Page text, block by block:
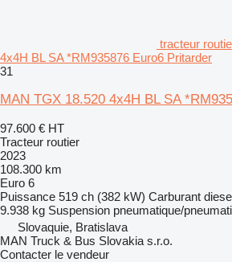
tracteur
4x4H BL SA *RM935876 Euro6 Pritarder
31
MAN TGX 18.520 4x4H BL SA
97.600 € HT
Tracteur routier
2023
108.300 km
Euro 6
Puissance 519 ch (382 kW) Carburant
9.938 kg Suspension pneumatique/
Slovaquie, Bratislava
MAN Truck & Bus Slovakia s.r.o.
Contacter le vendeur